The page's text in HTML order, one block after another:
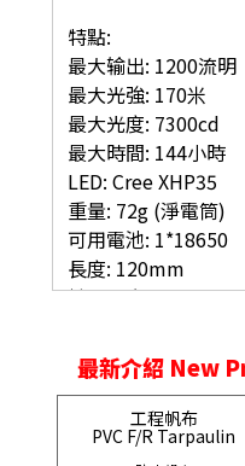
特點:
最大输出: 1200流明
最大光強: 170米
最大光度: 7300cd
最大時間: 144小時
LED: Cree XHP35
重量: 72g (淨電筒)
可用電池: 1*18650
長度: 120mm
燈頭闊度: 20mm
最新介紹 New
工程帆布
PVC F/R Tarpaulin